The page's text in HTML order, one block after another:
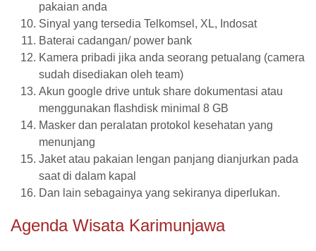
pakaian anda
Sinyal yang tersedia Telkomsel, XL, Indosat
Baterai cadangan/ power bank
Kamera pribadi jika anda seorang petualang (camera
sudah disediakan oleh team)
Akun google drive untuk share dokumentasi atau
menggunakan flashdisk minimal 8 GB
Masker dan peralatan protokol kesehatan yang
menunjang
Jaket atau pakaian lengan panjang dianjurkan pada
saat di dalam kapal
Dan lain sebagainya yang sekiranya diperlukan.
Agenda Wisata Karimunjawa